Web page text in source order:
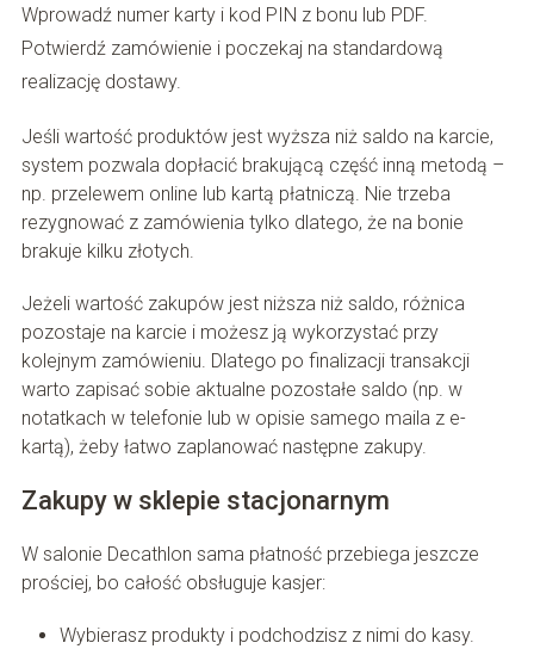
Wprowadź numer karty i kod PIN z bonu lub PDF.
Potwierdź zamówienie i poczekaj na standardową
realizację dostawy.
Jeśli wartość produktów jest wyższa niż saldo na karcie,
system pozwala dopłacić brakującą część inną metodą –
np. przelewem online lub kartą płatniczą. Nie trzeba
rezygnować z zamówienia tylko dlatego, że na bonie
brakuje kilku złotych.
Jeżeli wartość zakupów jest niższa niż saldo, różnica
pozostaje na karcie i możesz ją wykorzystać przy
kolejnym zamówieniu. Dlatego po finalizacji transakcji
warto zapisać sobie aktualne pozostałe saldo (np. w
notatkach w telefonie lub w opisie samego maila z e-
kartą), żeby łatwo zaplanować następne zakupy.
Zakupy w sklepie stacjonarnym
W salonie Decathlon sama płatność przebiega jeszcze
prościej, bo całość obsługuje kasjer:
Wybierasz produkty i podchodzisz z nimi do kasy.